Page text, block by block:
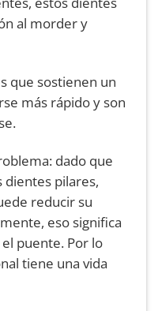
al morder y
que sostienen un
más rápido y son
dado que
dientes pilares,
reducir su
eso significa
puente. Por lo
tiene una vida